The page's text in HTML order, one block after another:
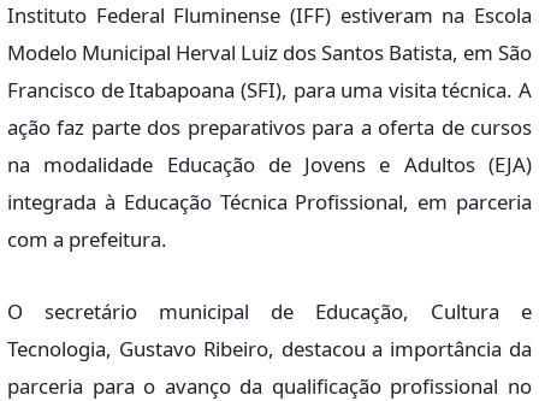
Instituto Federal Fluminense (IFF) estiveram na Escola
Modelo Municipal Herval Luiz dos Santos Batista, em São
Francisco de Itabapoana (SFI), para uma visita técnica. A
ação faz parte dos preparativos para a oferta de cursos
na modalidade Educação de Jovens e Adultos (EJA)
integrada à Educação Técnica Profissional, em parceria
com a prefeitura.
O secretário municipal de Educação, Cultura e
Tecnologia, Gustavo Ribeiro, destacou a importância da
parceria para o avanço da qualificação profissional no